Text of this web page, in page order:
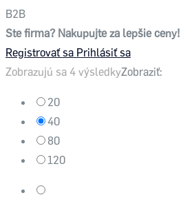
B2B
Ste firma? Nakupujte za lepšie ceny!
Registrovať sa Prihlásiť sa
Zobrazujú sa 4 výsledkyZobraziť:
20
40
80
120